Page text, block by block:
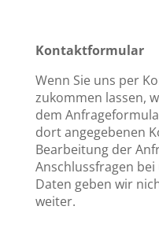
Kontaktformular
Wenn Sie uns per
zukommen lassen,
dem
dort angegebenen
Bearbeitung der
Anschlussfragen
Daten geben wir
weiter.